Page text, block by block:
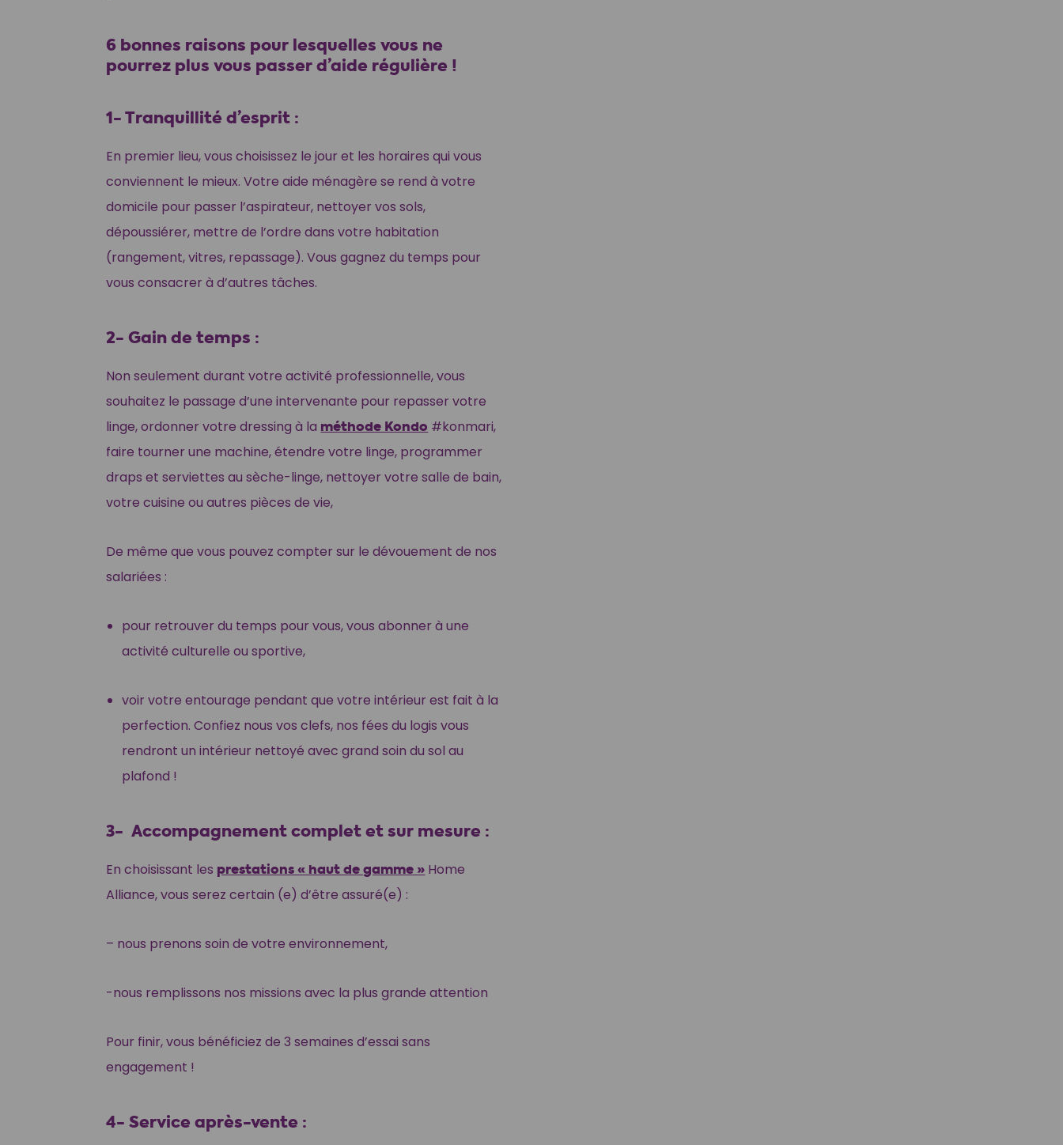
6 bonnes raisons pour lesquelles vous ne
pourrez plus vous passer d’aide régulière !
1- Tranquillité d’esprit :
En premier lieu, vous choisissez le jour et les horaires qui vous
conviennent le mieux. Votre aide ménagère se rend à votre
domicile pour passer l’aspirateur, nettoyer vos sols,
dépoussiérer, mettre de l’ordre dans votre habitation
(rangement, vitres, repassage). Vous gagnez du temps pour
vous consacrer à d’autres tâches.
2- Gain de temps :
Non seulement durant votre activité professionnelle, vous
souhaitez le passage d’une intervenante pour repasser votre
linge, ordonner votre dressing à la méthode Kondo #konmari,
faire tourner une machine, étendre votre linge, programmer
draps et serviettes au sèche-linge, nettoyer votre salle de bain,
votre cuisine ou autres pièces de vie,
De même que vous pouvez compter sur le dévouement de nos
salariées :
pour retrouver du temps pour vous, vous abonner à une
activité culturelle ou sportive,
voir votre entourage pendant que votre intérieur est fait à la
perfection. Confiez nous vos clefs, nos fées du logis vous
rendront un intérieur nettoyé avec grand soin du sol au
plafond !
3- Accompagnement complet et sur mesure :
En choisissant les prestations « haut de gamme » Home
Alliance, vous serez certain (e) d’être assuré(e) :
– nous prenons soin de votre environnement,
-nous remplissons nos missions avec la plus grande attention
Pour finir, vous bénéficiez de 3 semaines d’essai sans
engagement !
4- Service après-vente :